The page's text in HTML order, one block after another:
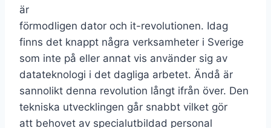
är
förmodligen dator och it-revolutionen. Idag
finns det knappt några verksamheter i Sverige
som inte på eller annat vis använder sig av
datateknologi i det dagliga arbetet. Ändå är
sannolikt denna revolution långt ifrån över. Den
tekniska utvecklingen går snabbt vilket gör
att behovet av specialutbildad personal